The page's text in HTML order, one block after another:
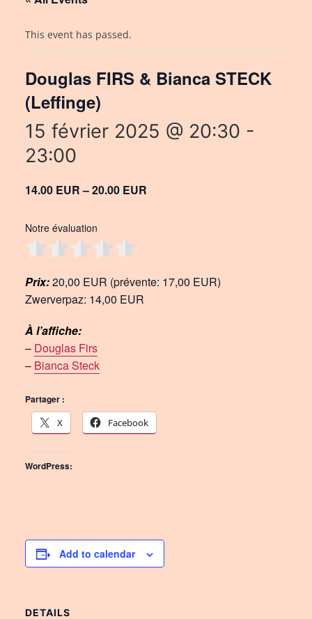
This event has passed.
Douglas FIRS & Bianca STECK
(Leffinge)
15 février 2025 @ 20:30 -
23:00
14.00 EUR – 20.00 EUR
Notre évaluation
Prix:20,00 EUR (prévente: 17,00 EUR)
Zwerverpaz: 14,00 EUR
À l’affiche:
– Douglas Firs
– Bianca Steck
Partager :
X
Facebook
WordPress:
Add to calendar
DETAILS